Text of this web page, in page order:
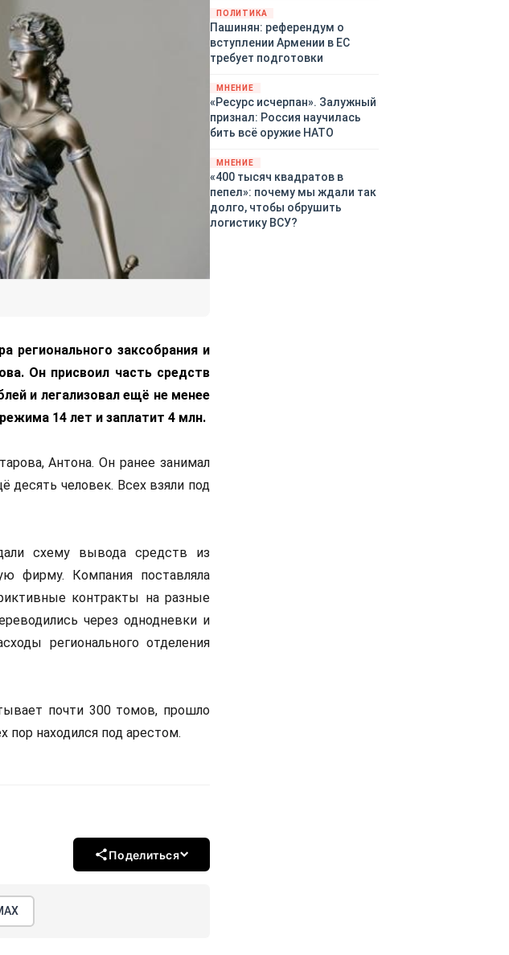
регионального заксобрания и
Он присвоил часть средств
и легализовал ещё не менее
14 лет и заплатит 4 млн.
Антона. Он ранее занимал
десять человек. Всех взяли под
схему вывода средств из
фирму. Компания поставляла
контракты на разные
через однодневки и
регионального отделения
почти 300 томов, прошло
пор находился под арестом.
Поделиться
киевского режима оружием,
которое стремится продавать
всем новым снабженцам.
Однако часто возникают
предположения о возможном
«сменщике» американцев на
этом позорном посту.
Рассмотрим, кто же рвётся на
ПОЛИТИКА
Пашинян: референдум о
вступлении Армении в ЕС
требует подготовки
МНЕНИЕ
«Ресурс исчерпан». Залужный
признал: Россия научилась
бить всё оружие НАТО
МНЕНИЕ
«400 тысяч квадратов в
пепел»: почему мы ждали так
долго, чтобы обрушить
логистику ВСУ?